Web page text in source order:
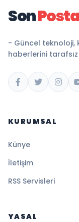
SonPosta
- Güncel teknoloji,
haberlerini tarafsız
KURUMSAL
Künye
İletişim
RSS Servisleri
YASAL